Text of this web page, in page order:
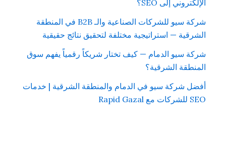
الإلكتروني إلى SEO؟
شركة سيو للشركات الصناعية والـ B2B في المنطقة
الشرقية — استراتيجية مختلفة لتحقيق نتائج حقيقية
شركة سيو الدمام — كيف تختار شريكاً رقمياً يفهم سوق
المنطقة الشرقية؟
أفضل شركة سيو في الدمام والمنطقة الشرقية | خدمات
SEO للشركات مع Rapid Gazal